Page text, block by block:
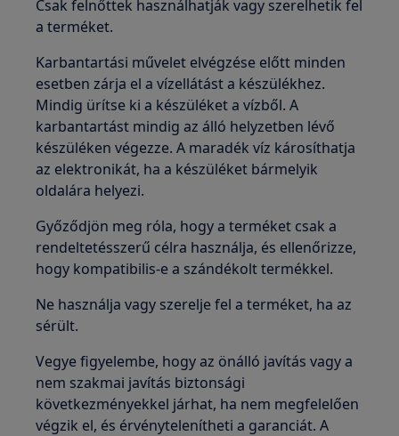
Csak felnőttek használhatják vagy szerelhetik fel
a terméket.
Karbantartási művelet elvégzése előtt minden
esetben zárja el a vízellátást a készülékhez.
Mindig ürítse ki a készüléket a vízből. A
karbantartást mindig az álló helyzetben lévő
készüléken végezze. A maradék víz károsíthatja
az elektronikát, ha a készüléket bármelyik
oldalára helyezi.
Győződjön meg róla, hogy a terméket csak a
rendeltetésszerű célra használja, és ellenőrizze,
hogy kompatibilis-e a szándékolt termékkel.
Ne használja vagy szerelje fel a terméket, ha az
sérült.
Vegye figyelembe, hogy az önálló javítás vagy a
nem szakmai javítás biztonsági
következményekkel járhat, ha nem megfelelően
végzik el, és érvénytelenítheti a garanciát. A